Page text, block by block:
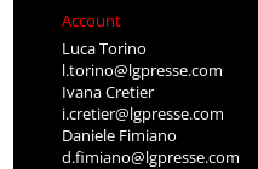
Account
Luca Torino
l.torino@lgpresse.com
Ivana Cretier
i.cretier@lgpresse.com
Daniele Fimiano
d.fimiano@lgpresse.com